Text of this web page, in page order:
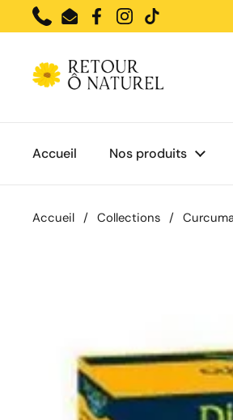
Passer au contenu
PhoneEmailFacebook
Instagram
TikTok
Accueil Nos produits
Accueil / Collections /